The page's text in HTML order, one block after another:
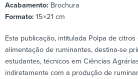
Acabamento: Brochura
Formato: 15×21 cm
Esta publicação, intitulada Polpa de
alimentação de ruminantes, destina-se
estudantes, técnicos em Ciências
indiretamente com a produção de